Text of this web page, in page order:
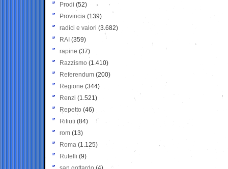
Prodi (52)
Provincia (139)
radici e valori (3.682)
RAI (359)
rapine (37)
Razzismo (1.410)
Referendum (200)
Regione (344)
Renzi (1.521)
Repetto (46)
Rifiuti (84)
rom (13)
Roma (1.125)
Rutelli (9)